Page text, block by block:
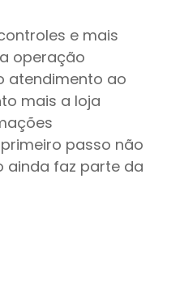
e mais
operação
atendimento ao
mais a loja
passo não
ainda faz parte da